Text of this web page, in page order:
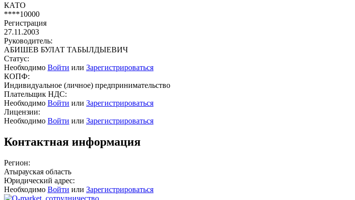
КАТО
****10000
Регистрация
27.11.2003
Руководитель:
АБИШЕВ БУЛАТ ТАБЫЛДЫЕВИЧ
Статус:
Необходимо Войти или Зарегистрироваться
КОПФ:
Индивидуальное (личное) предпринимательство
Плательщик НДС:
Необходимо Войти или Зарегистрироваться
Лицензии:
Необходимо Войти или Зарегистрироваться
Контактная информация
Регион:
Атырауская область
Юридический адрес:
Необходимо Войти или Зарегистрироваться